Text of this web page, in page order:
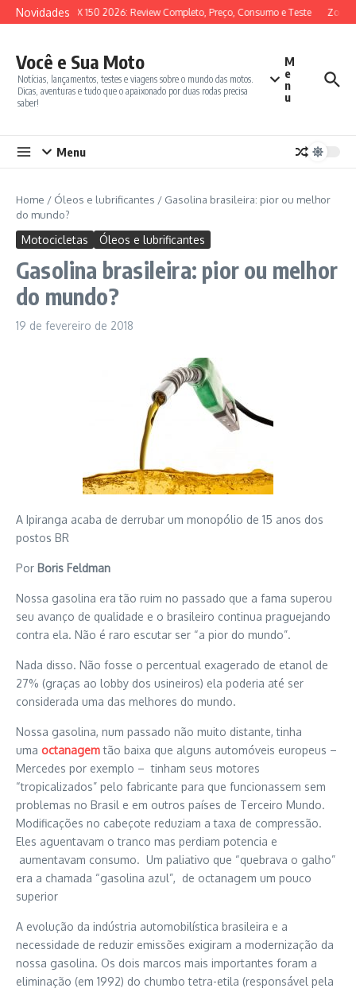
Ir para o conteúdo
Novidades
SYM ADX 150 2026: Review Completo, Preço, Consumo e Teste
Você e Sua Moto
Notícias, lançamentos, testes e viagens sobre o mundo das motos.
Dicas, aventuras e tudo que o apaixonado por duas rodas precisa
saber!
M
e
n
u
Menu
Home / Óleos e lubrificantes / Gasolina brasileira: pior ou melhor
do mundo?
Motocicletas Óleos e lubrificantes
Gasolina brasileira: pior ou melhor
do mundo?
19 de fevereiro de 2018
A Ipiranga acaba de derrubar um monopólio de 15 anos dos
postos BR
Por Boris Feldman
Nossa gasolina era tão ruim no passado que a fama superou
seu avanço de qualidade e o brasileiro continua praguejando
contra ela. Não é raro escutar ser “a pior do mundo”.
Nada disso. Não fosse o percentual exagerado de etanol de
27% (graças ao lobby dos usineiros) ela poderia até ser
considerada uma das melhores do mundo.
Nossa gasolina, num passado não muito distante, tinha
uma octanagemtão baixa que alguns automóveis europeus –
Mercedes por exemplo – tinham seus motores
“tropicalizados” pelo fabricante para que funcionassem sem
problemas no Brasil e em outros países de Terceiro Mundo.
Modificações no cabeçote reduziam a taxa de compressão.
Eles aguentavam o tranco mas perdiam potencia e
aumentavam consumo. Um paliativo que “quebrava o galho”
era a chamada “gasolina azul”, de octanagem um pouco
superior
A evolução da indústria automobilística brasileira e a
necessidade de reduzir emissões exigiram a modernização da
nossa gasolina. Os dois marcos mais importantes foram a
eliminação (em 1992) do chumbo tetra-etila (responsável pela